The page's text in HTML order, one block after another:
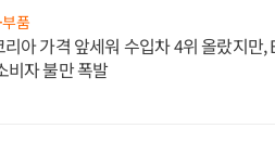
품
리아 가격 앞세워 수입차 4위 올랐지만,
비자 불만 폭발